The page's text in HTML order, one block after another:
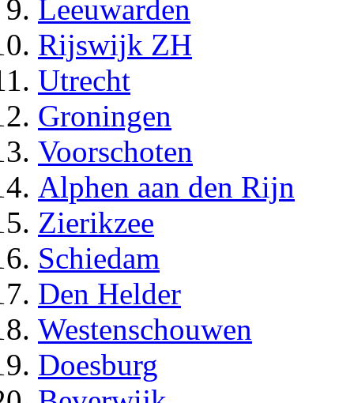
Leeuwarden
Rijswijk ZH
Utrecht
Groningen
Voorschoten
Alphen aan den Rijn
Zierikzee
Schiedam
Den Helder
Westenschouwen
Doesburg